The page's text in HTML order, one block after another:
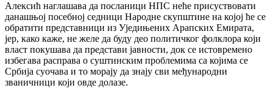
Алексић наглашава да посланици НПС неће присуствовати
данашњој посебној седници Народне скупштине на којој ће се
обратити представници из Уједињених Арапских Емирата,
јер, како каже, не желе да буду део политичког фолклора који
власт покушава да представи јавности, док се истовремено
избегава расправа о суштинским проблемима са којима се
Србија суочава и то морају да знају сви међународни
званичници који овде долазе.